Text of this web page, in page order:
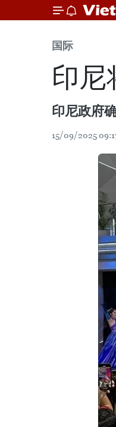
国际
印尼
印尼政府
15/09/2025